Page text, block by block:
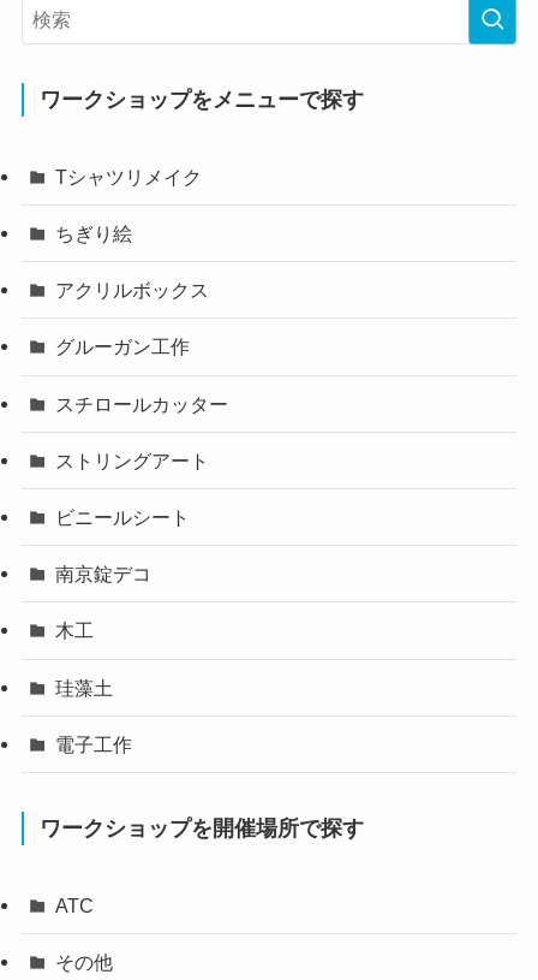
ワークショップをメニューで探す
Tシャツリメイク
ちぎり絵
アクリルボックス
グルーガン工作
スチロールカッター
ストリングアート
ビニールシート
南京錠デコ
木工
珪藻土
電子工作
ワークショップを開催場所で探す
ATC
その他